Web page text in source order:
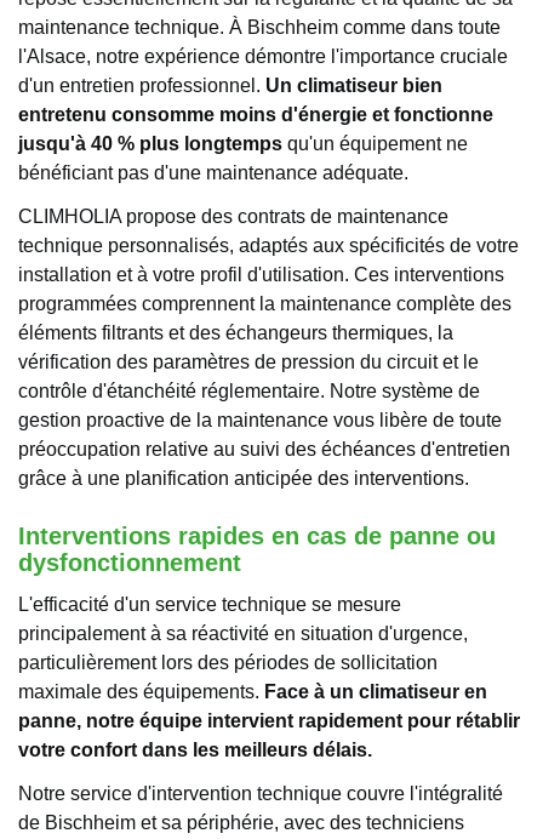
maintenance technique. À Bischheim comme dans toute
l'Alsace, notre expérience démontre l'importance cruciale
d'un entretien professionnel. Un climatiseur bien
entretenu consomme moins d'énergie et fonctionne
jusqu'à 40 % plus longtemps qu'un équipement ne
bénéficiant pas d'une maintenance adéquate.
CLIMHOLIA propose des contrats de maintenance
technique personnalisés, adaptés aux spécificités de votre
installation et à votre profil d'utilisation. Ces interventions
programmées comprennent la maintenance complète des
éléments filtrants et des échangeurs thermiques, la
vérification des paramètres de pression du circuit et le
contrôle d'étanchéité réglementaire. Notre système de
gestion proactive de la maintenance vous libère de toute
préoccupation relative au suivi des échéances d'entretien
grâce à une planification anticipée des interventions.
Interventions rapides en cas de panne ou
dysfonctionnement
L'efficacité d'un service technique se mesure
principalement à sa réactivité en situation d'urgence,
particulièrement lors des périodes de sollicitation
maximale des équipements. Face à un climatiseur en
panne, notre équipe intervient rapidement pour rétablir
votre confort dans les meilleurs délais.
Notre service d'intervention technique couvre l'intégralité
de Bischheim et sa périphérie, avec des techniciens